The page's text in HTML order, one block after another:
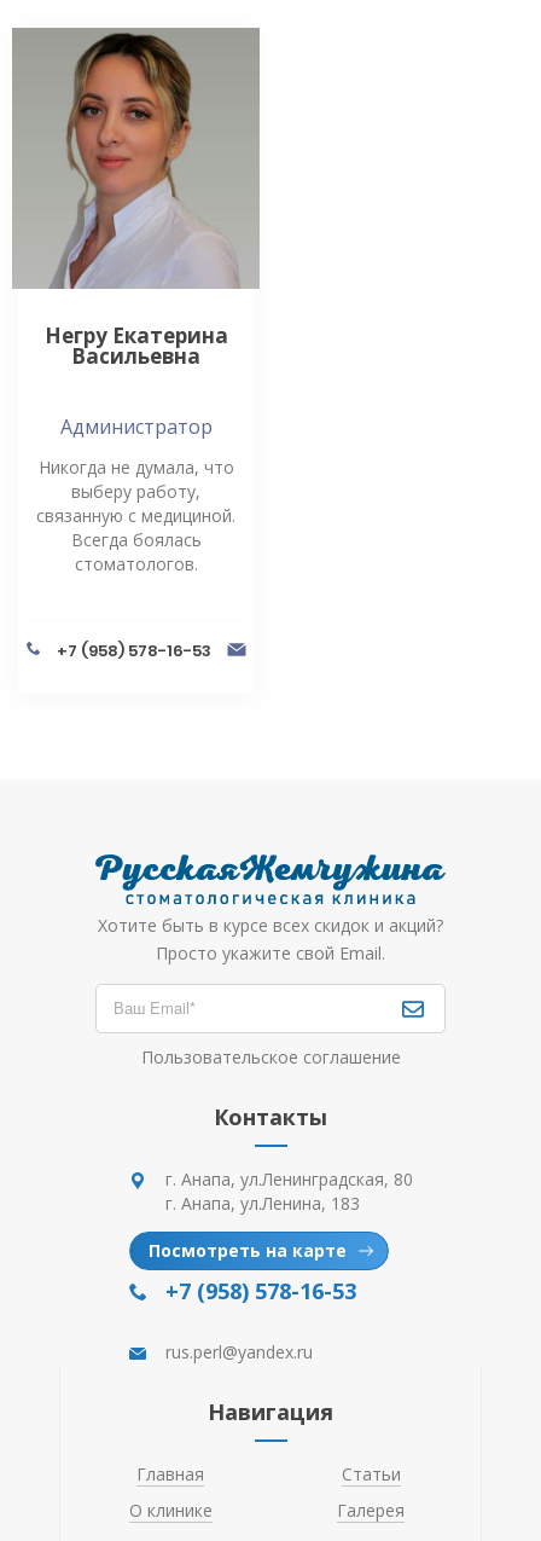
Негру Екатерина
Васильевна
Администратор
Никогда не думала, что
выберу работу,
связанную с медициной.
Всегда боялась
стоматологов.
+7 (958) 578-16-53
Хотите быть в курсе всех скидок и акций?
Просто укажите свой Email.
Пользовательское соглашение
Навигация
Главная
О клинике
Статьи
Галерея
Контакты
г. Анапа, ул.Ленинградская, 80
г. Анапа, ул.Ленина, 183
Посмотреть на карте
+7 (958) 578-16-53
rus.perl@yandex.ru